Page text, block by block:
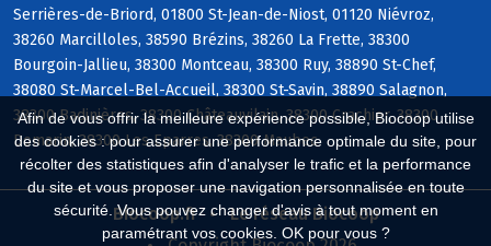
Afin de vous offrir la meilleure expérience possible, Biocoop utilise
des cookies : pour assurer une performance optimale du site, pour
récolter des statistiques afin d'analyser le trafic et la performance
du site et vous proposer une navigation personnalisée en toute
sécurité. Vous pouvez changer d'avis à tout moment en
paramétrant vos cookies. OK pour vous ?
Serrières-de-Briord, 01800 St-Jean-de-Niost, 01120 Niévroz,
38260 Marcilloles, 38590 Brézins, 38260 La Frette, 38300
Bourgoin-Jallieu, 38300 Montceau, 38300 Ruy, 38890 St-Chef,
38080 St-Marcel-Bel-Accueil, 38300 St-Savin, 38890 Salagnon,
38300 Badinières, 38300 Châteauvilain, 38300 Crachier, 38300
Domarin, 38300 Les Eparres, 38300 Maubec
Biocoop.fr
Le réseau Biocoop